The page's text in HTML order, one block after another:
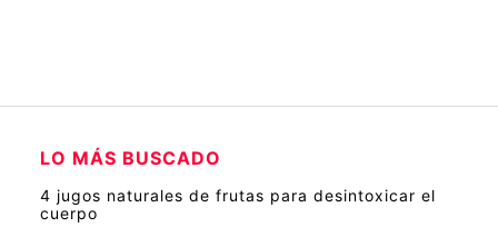
LO MÁS BUSCADO
4 jugos naturales de frutas para desintoxicar el
cuerpo